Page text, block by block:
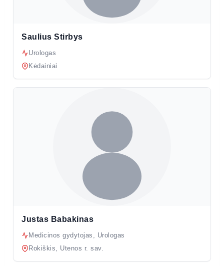
Saulius Stirbys
Urologas
Kėdainiai
Justas Babakinas
Medicinos gydytojas, Urologas
Rokiškis, Utenos r. sav.